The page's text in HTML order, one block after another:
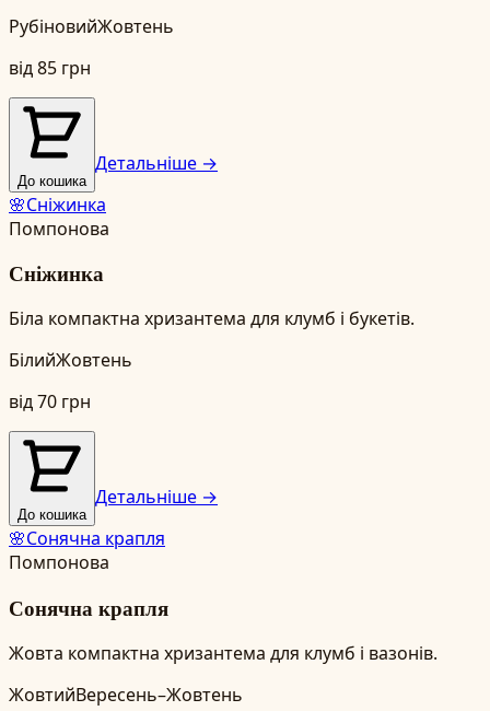
РубіновийЖовтень
від85 грн
До кошика
Детальніше →
🌸Сніжинка
Помпонова
Сніжинка
Біла компактна хризантема для клумб і букетів.
БілийЖовтень
від70 грн
До кошика
Детальніше →
🌸Сонячна крапля
Помпонова
Сонячна крапля
Жовта компактна хризантема для клумб і вазонів.
ЖовтийВересень–Жовтень